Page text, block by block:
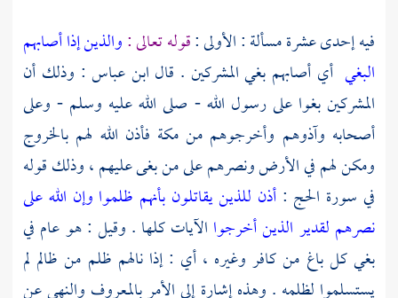
فيه إحدى عشرة مسألة : الأولى :قوله تعالى :والذين إذا أصابهم
البغي أي أصابهم بغي المشركين . قال ابن عباس : وذلك أن
المشركين بغوا على رسول الله - صلى الله عليه وسلم - وعلى
أصحابه وآذوهم وأخرجوهم من مكة فأذن الله لهم بالخروج
ومكن لهم في الأرض ونصرهم على من بغى عليهم ، وذلك قوله
في سورة الحج : أذن للذين يقاتلون بأنهم ظلموا وإن الله على
نصرهم لقدير الذين أخرجوا الآيات كلها . وقيل : هو عام في
بغي كل باغ من كافر وغيره ، أي : إذا نالهم ظلم من ظالم لم
يستسلموا لظلمه . وهذه إشارة إلى الأمر بالمعروف والنهي عن